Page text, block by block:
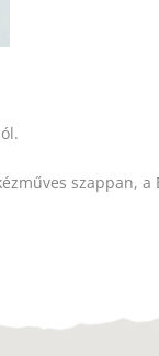
szappan,